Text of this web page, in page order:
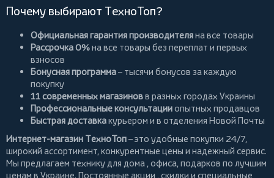
Почему выбирают ТехноТоп?
Официальная гарантия производителяна все товары
Рассрочка 0%на все товары без переплат и первых
взносов
Бонусная программа– тысячи бонусов за каждую
покупку
11 современных магазиновв разных городах Украины
Профессиональные консультацииопытных продавцов
Быстрая доставкакурьером и в отделения Новой Почты
Интернет-магазин ТехноТоп– это удобные покупки 24/7,
широкий ассортимент, конкурентные цены и надежный сервис.
Мы предлагаем технику для дома , офиса, подарков по лучшим
ценам в Украине. Постоянные акции , скидки и специальные